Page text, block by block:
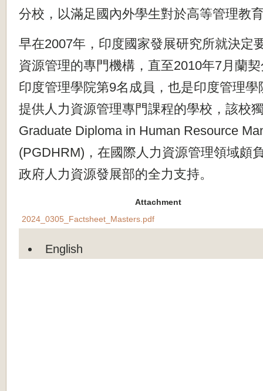
分校， 以滿足國內外學生對於高等管理教
早在2007年， 印度國家發展研究所就決定
資源管理的專門機構 ，直至2010年7月蘭
印度管理學院第9名成 員，也是印度管理
提供人力資源管理專門課程的學校，該校
Graduate Diploma in Human Resource
(PGDHRM) ，在國際人力資源管理領域頗
政府人力資源發展部的全力支持。
Attachment
2024_0305_Factsheet_Masters.pdf
English